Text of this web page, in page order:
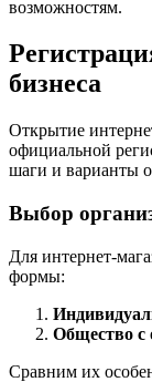
возможностям.
бизнеса
Открытие
официальной
шаги и варианты
Выбор
Для интернет-
формы:
Общество с
Сравним их